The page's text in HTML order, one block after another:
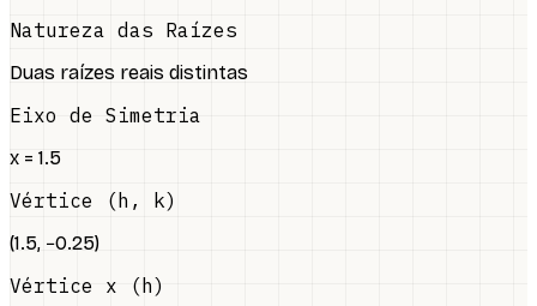
Natureza das Raízes
Duas raízes reais distintas
Eixo de Simetria
x = 1.5
Vértice (h, k)
(1.5, −0.25)
Vértice x (h)